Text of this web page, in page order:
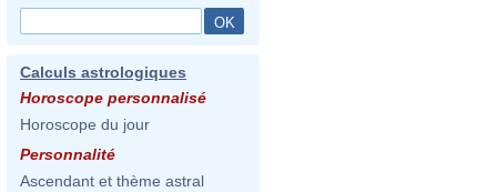
Calculs astrologiques
Horoscope personnalisé
Horoscope du jour
Personnalité
Ascendant et thème astral